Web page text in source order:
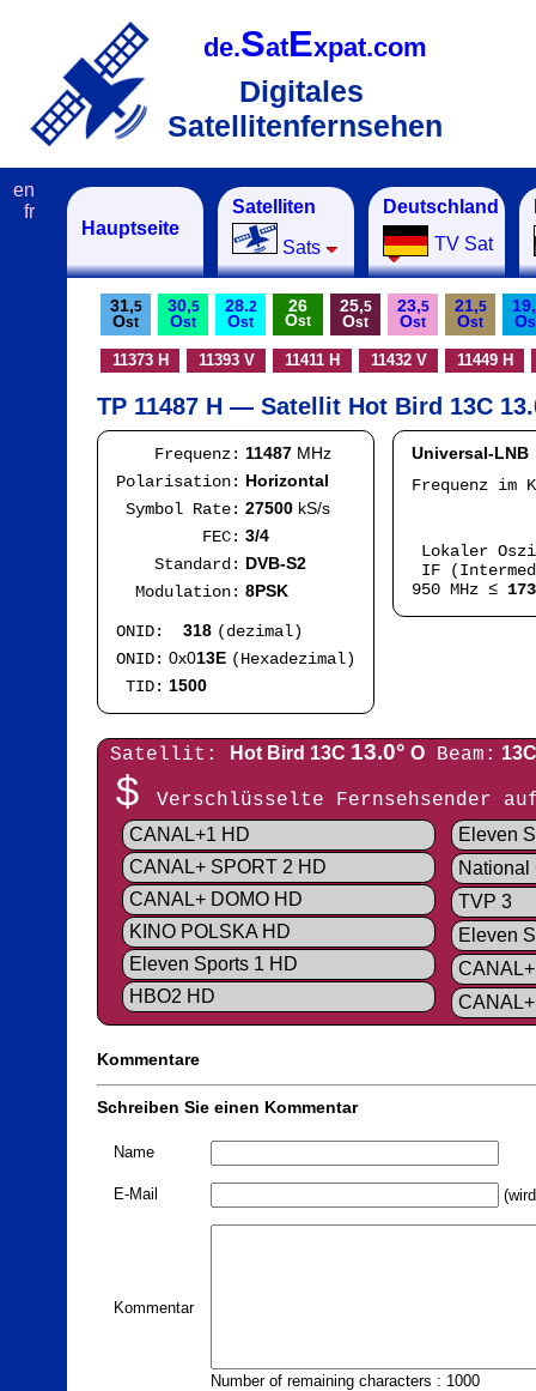
de.SatExpat.com
Digitales
Satellitenfernsehen
Hauptseite
Satelliten
Sats
Deutschland
TV Sat
en
fr
31,5
Ost
30,5
Ost
28.2
Ost
26
Ost
25,5
Ost
23,5
Ost
21,5
Ost
19,
O
11373 H 11393 V 11411 H 11432 V 11449 H
TP 11487 H — Satellit Hot Bird 13C
Frequenz: 11487 MHz
Polarisation: Horizontal
Symbol Rate: 27500 kS/s
FEC: 3/4
Standard: DVB-S2
Modulation: 8PSK
ONID: 318 (dezimal)
ONID: 0x013E (Hexadezimal)
TID: 1500
Universal-LNB
Frequenz im
Lokaler
IF
950 MHz ≤
Satellit: Hot Bird 13C 13.0° O Beam:
$ Verschlüsselte Fernsehsender
CANAL+1 HD
CANAL+ SPORT 2 HD
CANAL+ DOMO HD
KINO POLSKA HD
Eleven Sports 1 HD
HBO2 HD
Eleven
National
TVP 3
Eleven
Kommentare
Schreiben Sie einen Kommentar
Name
E-Mail
Kommentar
Number of remaining characters : 1000